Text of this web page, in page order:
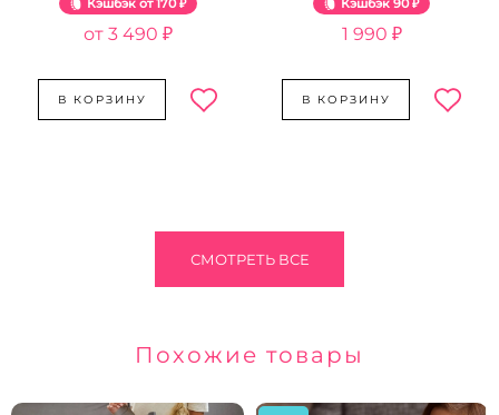
Кэшбэк 170 ₽
3 490 ₽
В КОРЗИНУ
Кэшбэк 90 ₽
1 990 ₽
В КОРЗИНУ
СМОТРЕТЬ ВСЕ
Похожие товары